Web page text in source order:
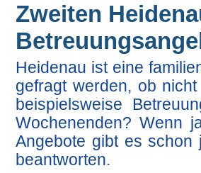
Zweiten
Heidenau ist eine
gefragt werden, ob
beispielsweise
Wochenenden? Wenn
Angebote gibt es
beantworten.